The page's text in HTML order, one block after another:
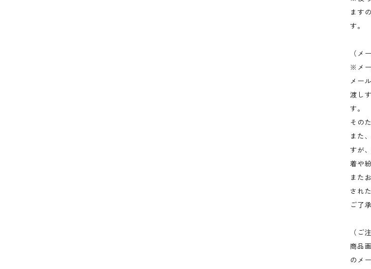
ます
す。
（メ
※メ
メー
渡し
す。
その
また
すが
着や
また
され
ご了
（ご
商品
のメ